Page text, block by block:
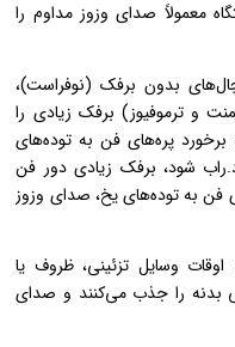
معمولاً صدای وزوز مداوم را
بدون برفک (نوفراست)،
و ترموفیوز) برفک زیادی را
برخورد پره‌های فن به توده‌های
شود، برفک زیادی دور فن
فن به توده‌های یخ، صدای وزوز
وسایل تزئینی، ظروف یا
را جذب می‌کنند و صدای